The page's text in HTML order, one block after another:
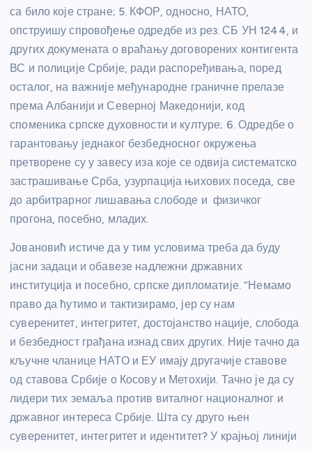
са било које стране; 5. КФОР, односно, НАТО,
опструишу спровођење одредбе из рез. СБ УН 1244, и
других докумената о враћању договорених контигента
ВС и полиције Србије, ради распоређивања, поред
осталог, на важније међународне граничне прелазе
према Албанији и Северној Македонији, код
споменика српске духовности и културе; 6. Одредбе о
гарантовању једнаког безбедносног окружења
претворене су у завесу иза које се одвија систематско
застрашивање Срба, узурпација њихових поседа, све
до арбитрарног лишавања слободе и физичког
прогона, посебно, младих.
Јовановић истиче да у тим условима треба да буду
јасни задаци и обавезе надлежни државних
институција и посебно, српске дипломатије. “Немамо
право да ћутимо и тактизирамо, јер су нам
суверенитет, интегритет, достојанство нације, слобода
и безбедност грађана изнад свих других. Није тачно да
кључне чланице НАТО и ЕУ имају другачије ставове
од ставова Србије о Косову и Метохији. Тачно је да су
лидери тих земаља против виталног националног и
државног интереса Србије. Шта су друго њен
суверенитет, интегритет и идентитет? У крајњој линији